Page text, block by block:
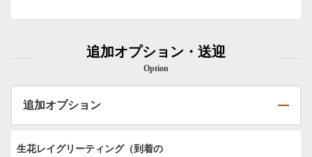
追加オプション・送迎
Option
追加オプション
生花レイグリーティング（到着の